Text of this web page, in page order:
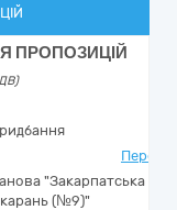
ПРОПОЗИЦІЙ
"Закарпатська
(№9)"